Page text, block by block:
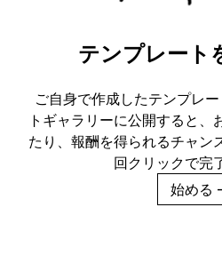
テンプレート
ご自身で作成したテンプレ
トギャラリーに公開すると、
たり、報酬を得られるチャン
回クリックで完
始める